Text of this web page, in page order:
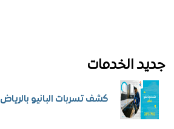
جديد الخدمات
كشف تسربات البانيو بالرياض